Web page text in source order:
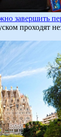
завершить
проходят